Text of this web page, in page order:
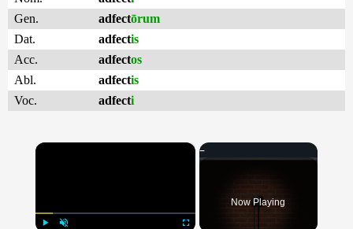
Gen.
adfectōrum
Dat.
adfectis
Acc.
adfectos
Abl.
adfectis
Voc.
adfecti
×
Now Playing